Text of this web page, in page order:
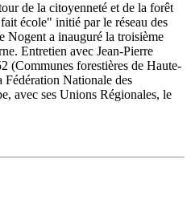
de la citoyenneté et de la forêt
école" initié par le réseau des
Nogent a inauguré la troisième
Entretien avec Jean-Pierre
(Communes forestières de Haute-
Nationale des
avec ses Unions Régionales, le